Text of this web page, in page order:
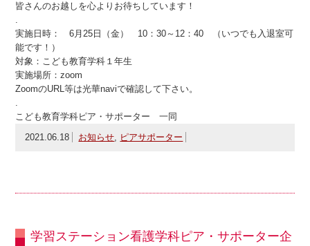
皆さんのお越しを心よりお待ちしています！
.
実施日時： 6月25日（金） 10：30～12：40 （いつでも入退室可
能です！）
対象：こども教育学科１年生
実施場所：zoom
ZoomのURL等は光華naviで確認して下さい。
.
こども教育学科ピア・サポーター 一同
2021.06.18
お知らせ, ピアサポーター
学習ステーション看護学科ピア・サポーター企